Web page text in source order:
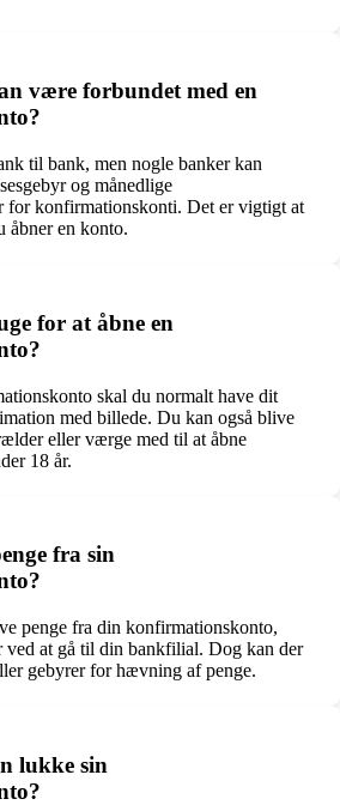
være forbundet med en
til bank, men nogle banker kan
og månedlige
for konfirmationskonti. Det er vigtigt at
åbner en konto.
for at åbne en
skal du normalt have dit
med billede. Du kan også blive
eller værge med til at åbne
18 år.
fra sin
penge fra din konfirmationskonto,
ved at gå til din bankfilial. Dog kan der
gebyrer for hævning af penge.
lukke sin